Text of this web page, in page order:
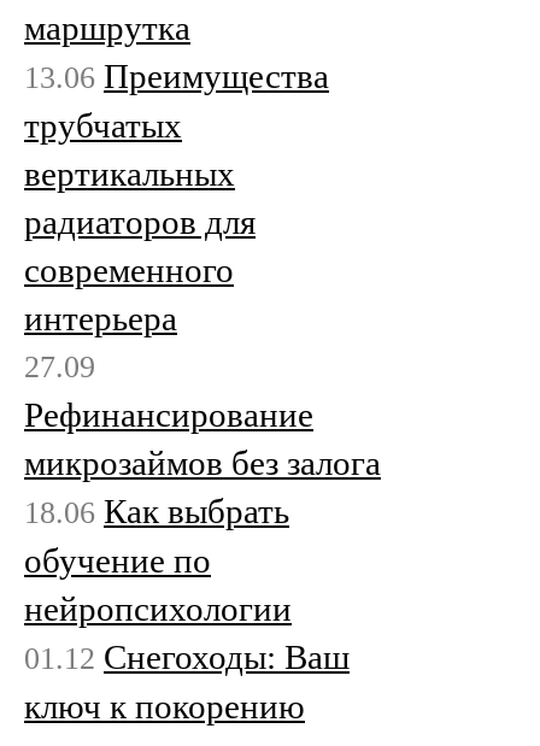
маршрутка
13.06 Преимущества
трубчатых
вертикальных
радиаторов для
современного
интерьера
27.09
Рефинансирование
микрозаймов без залога
18.06 Как выбрать
обучение по
нейропсихологии
01.12 Снегоходы: Ваш
ключ к покорению